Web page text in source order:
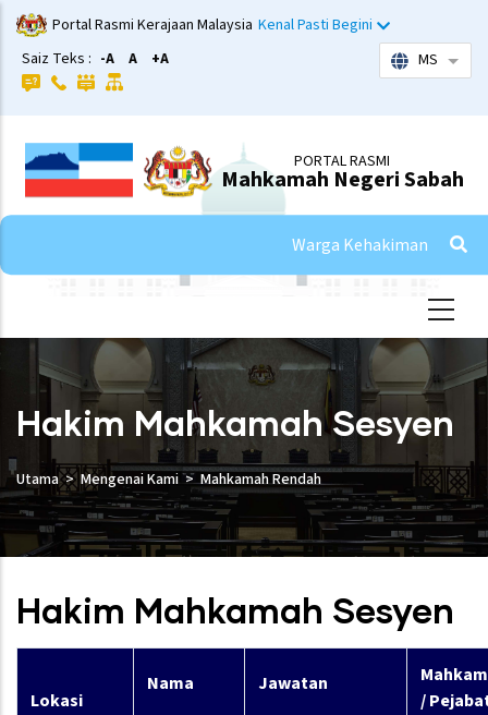
Skip
to
main
content
Portal Rasmi Kerajaan Malaysia Kenal Pasti Begini
MS
List
Saiz Teks : -A A +A
PORTAL RASMI
Mahkamah Negeri Sabah
Warga Kehakiman
Hakim Mahkamah Sesyen
Utama Mengenai Kami Mahkamah Rendah
Hakim Mahkamah Sesyen
Lokasi
Nama Jawatan
/